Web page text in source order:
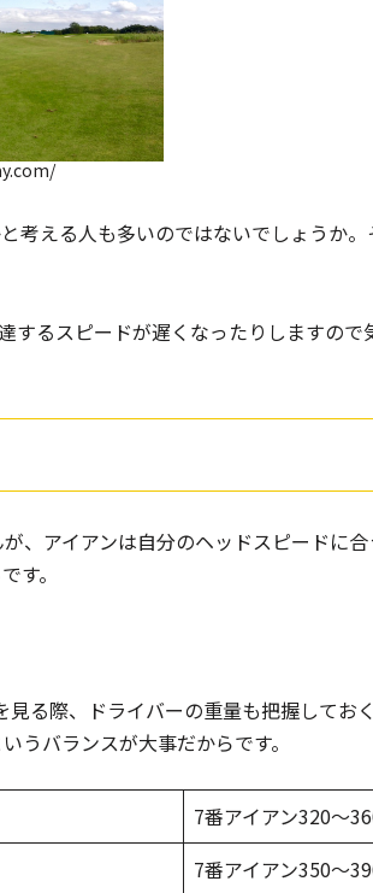
考える人も多いのではないでしょうか
るスピードが遅くなったりしますので
、アイアンは自分のヘッドスピードに
す。
る際、ドライバーの重量も把握してお
うバランスが大事だからです。
7番アイアン320〜
7番アイアン350〜